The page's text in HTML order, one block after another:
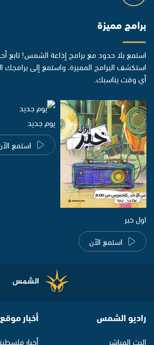
برامج مميزة
استمع بلا حدود مع برامج إذاعة الشمس! تابع
استكشف البرامج المميزة، واستمع إلى برامجك
أي وقت يناسبك.
اول خبر
استمع الآن
يوم جديد
استمع
راديو الشمس
البث المباشر
أخبار
أخبار